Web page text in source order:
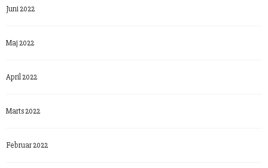
Juni 2022
Maj 2022
April 2022
Marts 2022
Februar 2022